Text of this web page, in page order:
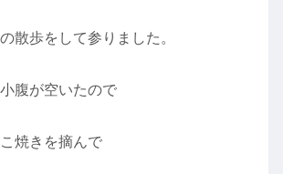
散歩をして参りました。
腹が空いたので
焼きを摘んで